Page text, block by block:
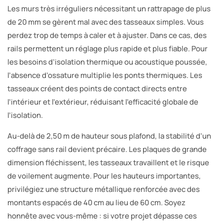
Les murs très irréguliers nécessitant un rattrapage de plus
de 20 mm se gèrent mal avec des tasseaux simples. Vous
perdez trop de temps à caler et à ajuster. Dans ce cas, des
rails permettent un réglage plus rapide et plus fiable. Pour
les besoins d’isolation thermique ou acoustique poussée,
l’absence d’ossature multiplie les ponts thermiques. Les
tasseaux créent des points de contact directs entre
l’intérieur et l’extérieur, réduisant l’efficacité globale de
l’isolation.
Au-delà de 2,50 m de hauteur sous plafond, la stabilité d’un
coffrage sans rail devient précaire. Les plaques de grande
dimension fléchissent, les tasseaux travaillent et le risque
de voilement augmente. Pour les hauteurs importantes,
privilégiez une structure métallique renforcée avec des
montants espacés de 40 cm au lieu de 60 cm. Soyez
honnête avec vous-même : si votre projet dépasse ces